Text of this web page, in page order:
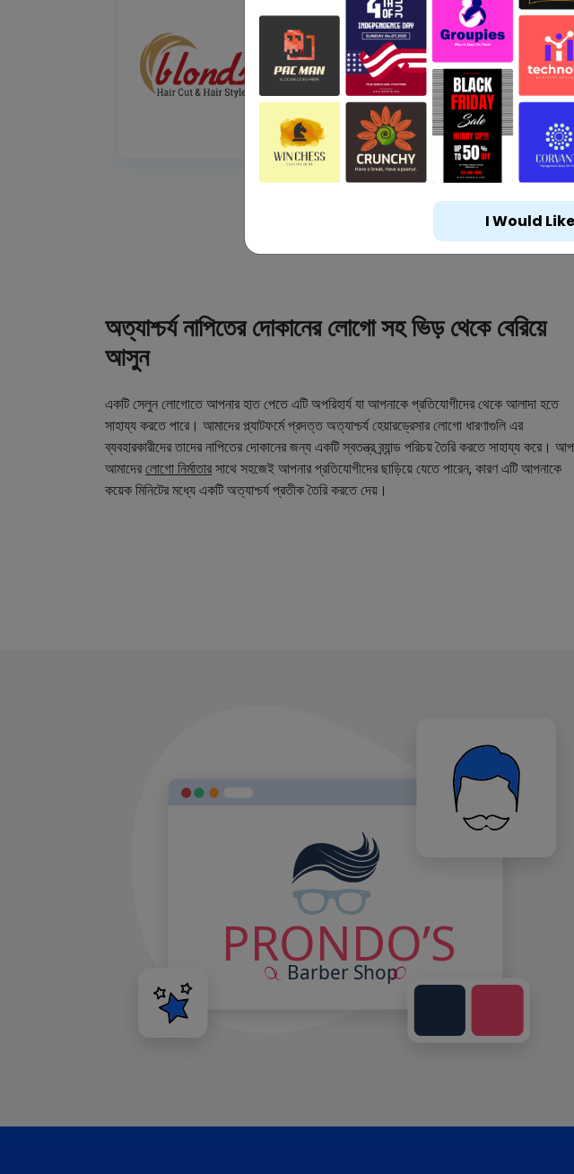
অত্যাশ্চর্য নাপিতের দোকানের লোগো সহ ভিড় থেকে বেরিয়ে
আসুন
একটি সেলুন লোগোতে আপনার হাত পেতে এটি অপরিহার্য যা আপনাকে প্রতিযোগীদের থেকে আলাদা হতে
সাহায্য করতে পারে। আমাদের প্ল্যাটফর্মে প্রদত্ত অত্যাশ্চর্য হেয়ারড্রেসার লোগো ধারণাগুলি এর
ব্যবহারকারীদের তাদের নাপিতের দোকানের জন্য একটি স্বতন্ত্র ব্র্যান্ড পরিচয় তৈরি করতে সাহায্য করে।
আমাদেরলোগো নির্মাতারসাথে সহজেই আপনার প্রতিযোগীদের ছাড়িয়ে যেতে পারেন, কারণ এটি আপনাকে
কয়েক মিনিটের মধ্যে একটি অত্যাশ্চর্য প্রতীক তৈরি করতে দেয়।
I Would